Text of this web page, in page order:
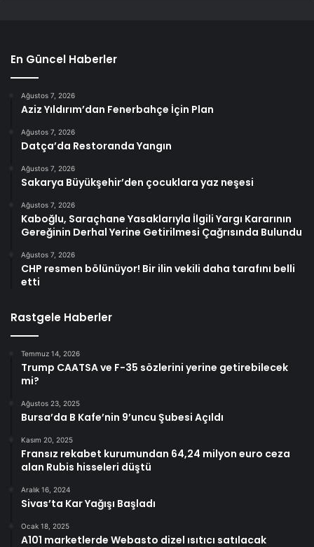
En Güncel Haberler
Ağustos 7, 2026
Aziz Yıldırım’dan Fenerbahçe İçin Plan
Ağustos 7, 2026
Datça’da Restoranda Yangın
Ağustos 7, 2026
Sakarya Büyükşehir’den çocuklara yaz neşesi
Ağustos 7, 2026
Kaboğlu, Saraçhane Yasaklarıyla İlgili Yargı Kararının
Gereğinin Derhal Yerine Getirilmesi Çağrısında Bulundu
Ağustos 7, 2026
CHP resmen bölünüyor! Bir ilin vekili daha tarafını belli
etti
Rastgele Haberler
Temmuz 14, 2026
Trump CAATSA ve F-35 sözlerini yerine getirebilecek
mi?
Ağustos 23, 2025
Bursa’da B Kafe’nin 9’uncu Şubesi Açıldı
Kasım 20, 2025
Fransız rekabet kurumundan 64,24 milyon euro ceza
alan Rubis hisseleri düştü
Aralık 16, 2024
Sivas’ta Kar Yağışı Başladı
Ocak 18, 2025
A101 marketlerde Webasto dizel ısıtıcı satılacak